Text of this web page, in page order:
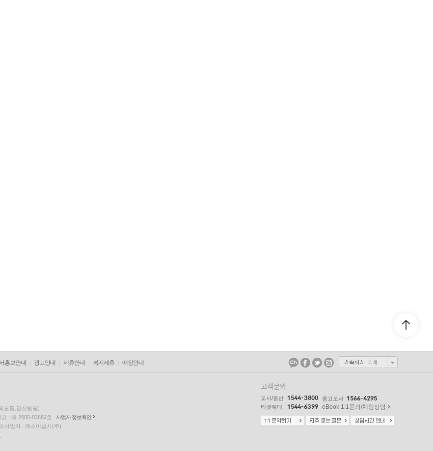
홍보안내 광고안내 제휴안내 복지제휴 매장안내
도동,일신빌딩)
: 제 2005-02682호
사업자 정보확인
사업자 : 예스이십사(주)
고객문의
도서/음반 1544-3800 중고도서 1566-4295
티켓예매 1544-6399 eBook 1:1문의/채팅상담